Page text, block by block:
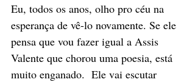
Eu, todos os anos, olho pro céu na
esperança de vê-lo novamente. Se ele
pensa que vou fazer igual a Assis
Valente que chorou uma poesia, está
muito enganado.  Ele vai escutar